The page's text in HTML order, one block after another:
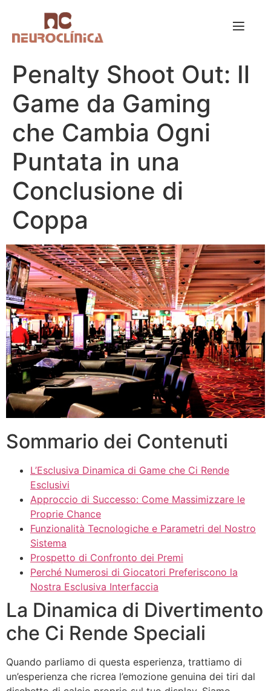
Penalty Shoot Out: Il
Game da Gaming
che Cambia Ogni
Puntata in una
Conclusione di
Coppa
Sommario dei Contenuti
L’Esclusiva Dinamica di Game che Ci Rende
Esclusivi
Approccio di Successo: Come Massimizzare le
Proprie Chance
Funzionalità Tecnologiche e Parametri del Nostro
Sistema
Prospetto di Confronto dei Premi
Perché Numerosi di Giocatori Preferiscono la
Nostra Esclusiva Interfaccia
La Dinamica di Divertimento
che Ci Rende Speciali
Quando parliamo di questa esperienza, trattiamo di
un’esperienza che ricrea l’emozione genuina dei tiri dal